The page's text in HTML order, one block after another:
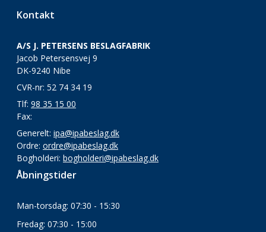
Kontakt
A/S J. PETERSENS BESLAGFABRIK
Jacob Petersensvej 9
DK-9240 Nibe
CVR-nr: 52 74 34 19
Tlf: 98 35 15 00
Fax:
Generelt: ipa@ipabeslag.dk
Ordre: ordre@ipabeslag.dk
Bogholderi: bogholderi@ipabeslag.dk
Åbningstider
Man-torsdag: 07:30 - 15:30
Fredag: 07:30 - 15:00